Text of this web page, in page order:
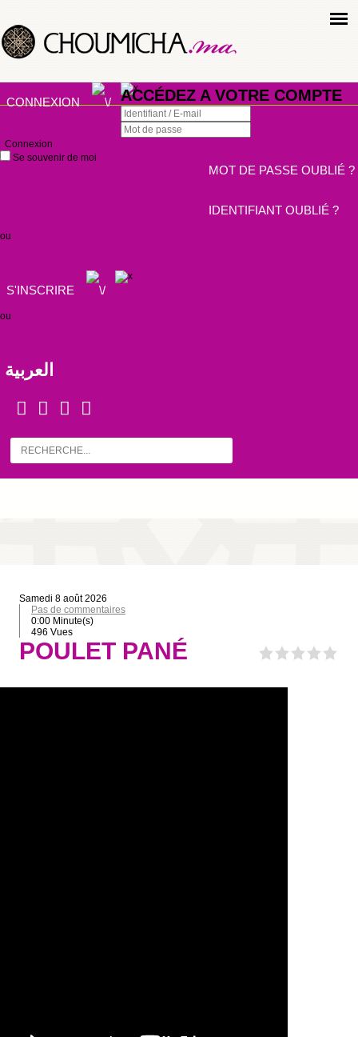
CONNEXION ACCÉDEZ A VOTRE COMPTE
Connexion
Se souvenir de moi
MOT DE PASSE OUBLIÉ ?
IDENTIFIANT OUBLIÉ ?
ou
S'INSCRIRE
ou
العربية
samedi 8 août 2026
Pas de commentaires
0:00 Minute(s)
496 Vues
POULET PANÉ